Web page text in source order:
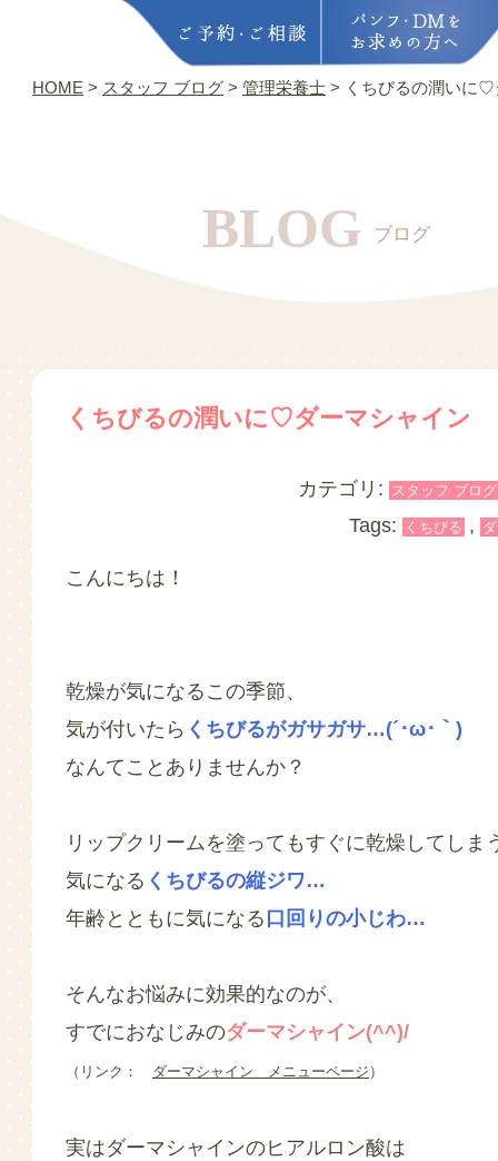
HOME > スタッフ ブログ > 管理栄養士 > くちびるの潤いに
BLOG ブログ
くちびるの潤いに♡ダーマシャイン
カテゴリ: スタッフ ブログ
Tags: くちびる ,
こんにちは！
乾燥が気になるこの季節、
気が付いたら くちびるがガサガサ…(´･ω･｀)
なんてことありませんか？
リップクリームを塗ってもすぐに乾燥してし
気になる くちびるの縦ジワ…
年齢とともに気になる 口回りの小じわ…
そんなお悩みに効果的なのが、
すでにおなじみのダーマシャイン(^^)/
（リンク： ダーマシャイン メニューページ ）
実はダーマシャインのヒアルロン酸は